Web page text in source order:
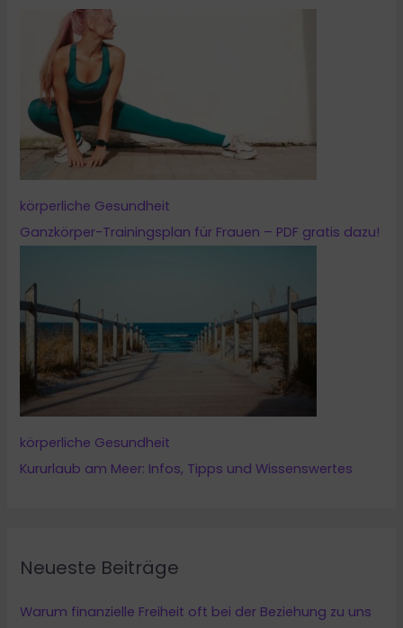
körperliche Gesundheit
Ganzkörper-Trainingsplan für Frauen – PDF gratis dazu!
körperliche Gesundheit
Kururlaub am Meer: Infos, Tipps und Wissenswertes
Neueste Beiträge
Warum finanzielle Freiheit oft bei der Beziehung zu uns